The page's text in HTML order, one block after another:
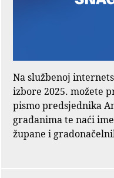
Na službenoj
izbore 2025. možete
pismo predsjednika
građanima te naći
župane i